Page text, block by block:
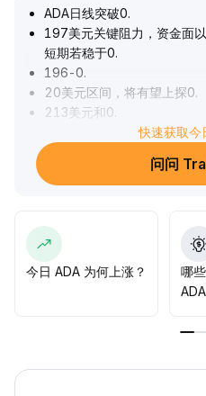
ADA日线突破0.
197美元关键阻力，资金面
短期若稳于0.
196-0.
20美元区间，将有望上探0.
213美元和0
288美元，反之需警惕回调
174-0
176美元。生态创新持续强
快速获取今
问问
今日 ADA 为何上涨？
哪